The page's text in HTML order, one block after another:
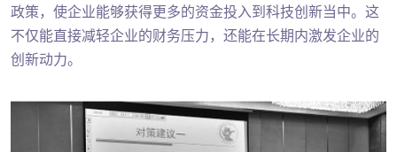
政策，使企业能够获得更多的资金投入到科技创新当中。这
不仅能直接减轻企业的财务压力，还能在长期内激发企业的
创新动力。